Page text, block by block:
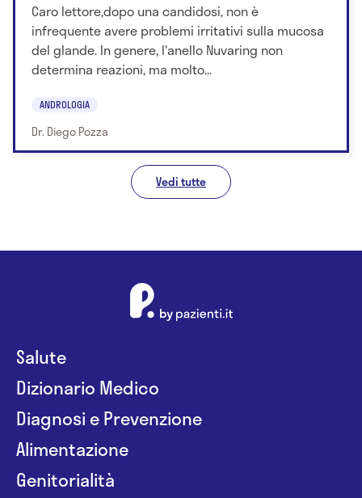
Caro lettore,dopo una candidosi, non è
infrequente avere problemi irritativi sulla mucosa
del glande. In genere, l'anello Nuvaring non
determina reazioni, ma molto...
ANDROLOGIA
Dr. Diego Pozza
Vedi tutte
Salute
Dizionario Medico
Diagnosi e Prevenzione
Alimentazione
Genitorialità